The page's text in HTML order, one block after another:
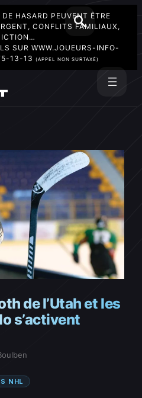
DE HASARD PEUVENT ÊTRE
CONFLITS FAMILIAUX,
SUR WWW.JOUEURS-INFO-
13-13 (APPEL NON SURTAXÉ)
de l’Utah et les
s’activent
NHL